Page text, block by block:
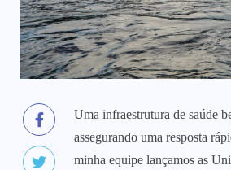
Uma infraestrutura de saúde
assegurando uma resposta
minha equipe lançamos as